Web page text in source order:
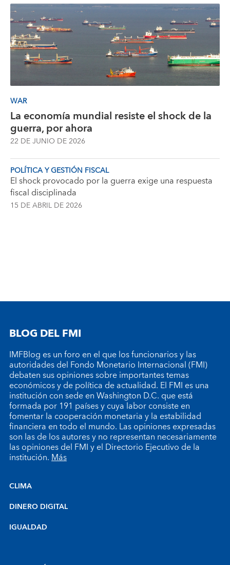
WAR
La economía mundial resiste el shock de la
guerra, por ahora
22 DE JUNIO DE 2026
POLÍTICA Y GESTIÓN FISCAL
El shock provocado por la guerra exige una respuesta
fiscal disciplinada
15 DE ABRIL DE 2026
BLOG DEL FMI
IMFBlog es un foro en el que los funcionarios y las
autoridades del Fondo Monetario Internacional (FMI)
debaten sus opiniones sobre importantes temas
económicos y de política de actualidad. El FMI es una
institución con sede en Washington D.C. que está
formada por 191 países y cuya labor consiste en
fomentar la cooperación monetaria y la estabilidad
financiera en todo el mundo. Las opiniones expresadas
son las de los autores y no representan necesariamente
las opiniones del FMI y el Directorio Ejecutivo de la
institución.Más
CLIMA
DINERO DIGITAL
IGUALDAD